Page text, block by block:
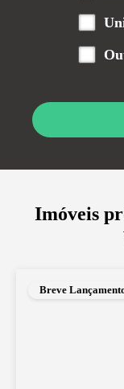
Imóveis
Breve